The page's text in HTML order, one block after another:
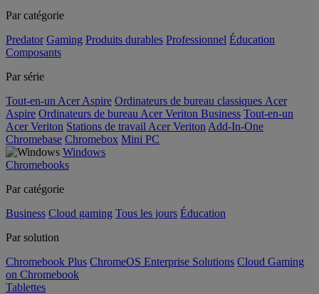
Par catégorie
Predator Gaming Produits durables Professionnel Éducation
Composants
Par série
Tout-en-un Acer Aspire Ordinateurs de bureau classiques Acer
Aspire Ordinateurs de bureau Acer Veriton Business Tout-en-un
Acer Veriton Stations de travail Acer Veriton Add-In-One
Chromebase Chromebox Mini PC
Windows
Chromebooks
Par catégorie
Business Cloud gaming Tous les jours Éducation
Par solution
Chromebook Plus ChromeOS Enterprise Solutions Cloud Gaming
on Chromebook
Tablettes